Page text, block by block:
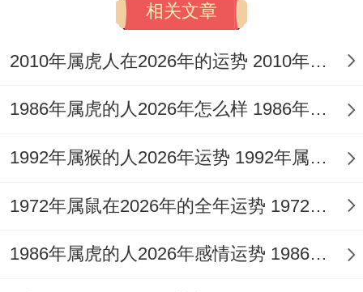
要避开西北方位;骑电动车通勤得朋友最佳提
牛双鱼座会在朋友聚会或行业交流中遇到心
仪对象、但对方大概也同多人保持含糊！
得务实精神~就像约对方参加手工DIY或烹饪
课程 -既能感觉生活情趣又能观察对方耐
相关文章
2010年属虎人在2026年的运势 2010年属虎人2026
1986年属虎的人2026年怎么样 1986年属虎的5位吉利数字
1992年属猴的人2026年运势 1992年属猴人2026年运势及运程
1972年属鼠在2026年的全年运势 1972年属鼠在52岁后的运气
1986年属虎的人2026年感情运势 1986年属虎的人这一生婚姻怎么样